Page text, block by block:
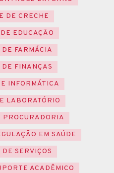
DE CRECHE
EDUCAÇÃO
FARMÁCIA
FINANÇAS
INFORMÁTICA
LABORATÓRIO
PROCURADORIA
EM SAÚDE
SERVIÇOS
ACADÊMICO